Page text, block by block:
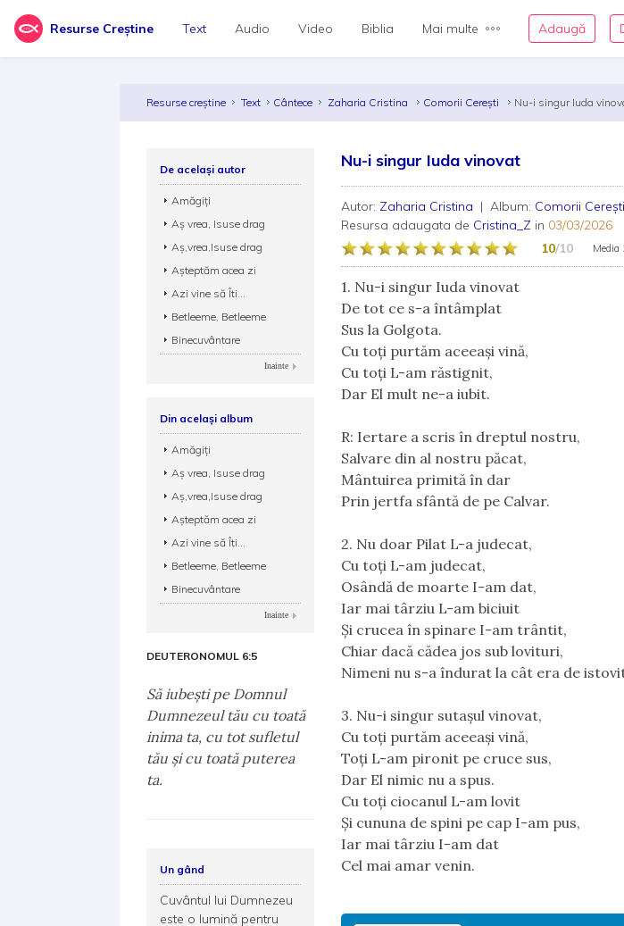
Resurse Creștine Text Audio Video Biblia Mai multe Adaugă
Resurse creștine Text Cântece Zaharia Cristina Comorii Cerești Nu-i singur Iuda
Nu-i singur Iuda vinovat
Autor: Zaharia Cristina | Album: Comorii Cerești
Resursa adaugata de Cristina_Z in 03/03/2026
10/10 Media
1. Nu-i singur Iuda vinovat
De tot ce s-a întâmplat
Sus la Golgota.
Cu toți purtăm aceeași vină,
Cu toți L-am răstignit,
Dar El mult ne-a iubit.
R: Iertare a scris în dreptul nostru,
Salvare din al nostru păcat,
Mântuirea primită în dar
Prin jertfa sfântă de pe Calvar.
2. Nu doar Pilat L-a judecat,
Cu toți L-am judecat,
Osândă de moarte I-am dat,
Iar mai târziu L-am biciuit
Și crucea în spinare I-am trântit,
Chiar dacă cădea jos sub lovituri,
Nimeni nu s-a îndurat la cât era de
3. Nu-i singur sutașul vinovat,
Cu toți purtăm aceeași vină,
Toți L-am pironit pe cruce sus,
Dar El nimic nu a spus.
Cu toți ciocanul L-am lovit
Și cununa de spini pe cap I-am pus,
Iar mai târziu I-am dat
Cel mai amar venin.
De același autor
Amăgiți
Aș vrea, Isuse drag
Aș,vrea,Isuse drag
Așteptăm acea zi
Azi vine să Îti...
Betleeme, Betleeme
Binecuvântare
Inainte
Din același album
Amăgiți
Aș vrea, Isuse drag
Aș,vrea,Isuse drag
Așteptăm acea zi
Azi vine să Îti...
Betleeme, Betleeme
Binecuvântare
Inainte
DEUTERONOMUL 6:5
Să iubeşti pe Domnul
Dumnezeul tău cu toată
inima ta, cu tot sufletul
tău şi cu toată puterea
ta.
Un gând
Cuvântul lui Dumnezeu
este o lumină pentru